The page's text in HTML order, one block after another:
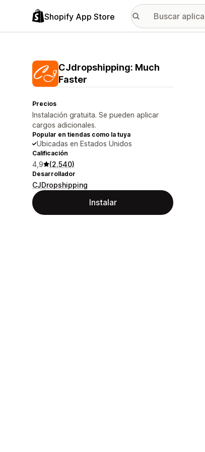
Shopify App Store
CJdropshipping: Much
Faster
Precios
Instalación gratuita. Se pueden aplicar
cargos adicionales.
Popular en tiendas como la tuya
Ubicadas en Estados Unidos
Calificación
4,9 (2.540)
Desarrollador
CJDropshipping
Instalar